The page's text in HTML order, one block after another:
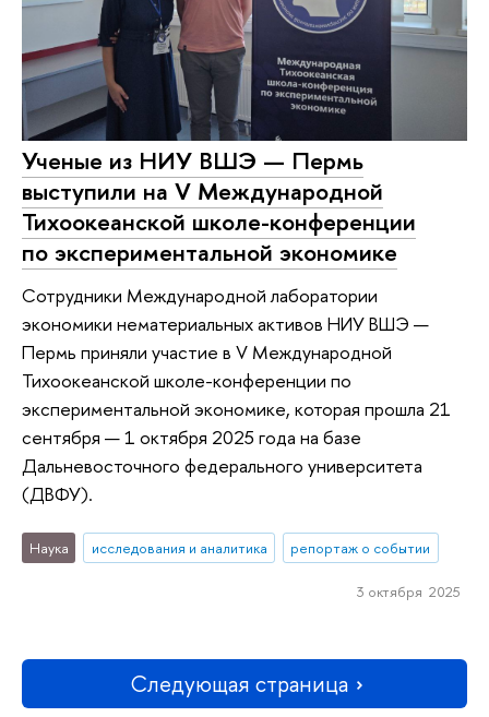
Ученые из НИУ ВШЭ — Пермь
выступили на V Международной
Тихоокеанской школе-конференции
по экспериментальной экономике
Сотрудники Международной лаборатории
экономики нематериальных активов НИУ ВШЭ —
Пермь приняли участие в V Международной
Тихоокеанской школе-конференции по
экспериментальной экономике, которая прошла 21
сентября — 1 октября 2025 года на базе
Дальневосточного федерального университета
(ДВФУ).
Наука исследования и аналитика репортаж о событии
3 октября 2025
Следующая страница